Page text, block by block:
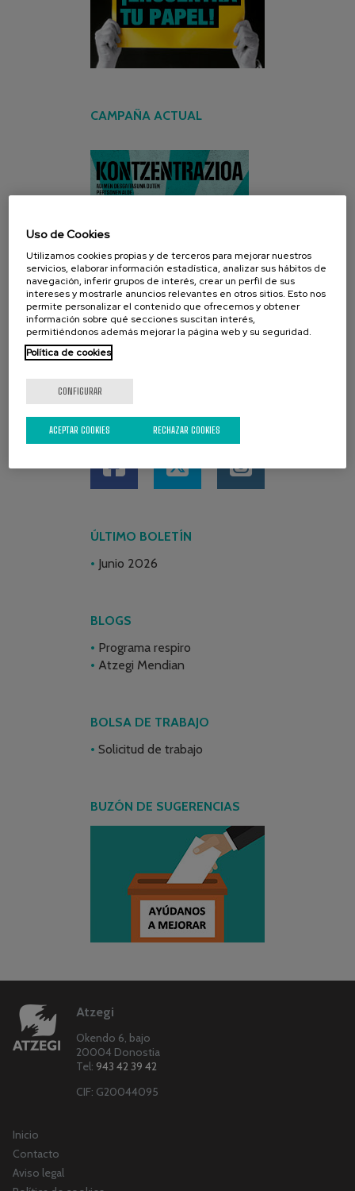
CAMPAÑA ACTUAL
REDES SOCIALES
ÚLTIMO BOLETÍN
Junio 2026
BLOGS
Programa respiro
Atzegi Mendian
BOLSA DE TRABAJO
Solicitud de trabajo
BUZÓN DE SUGERENCIAS
Atzegi
Okendo 6, bajo
20004 Donostia
Tel: 943 42 39 42
CIF: G20044095
Inicio
Contacto
Aviso legal
Uso de Cookies
Utilizamos cookies propias y de terceros para mejorar nuestros
servicios, elaborar información estadística, analizar sus hábitos de
navegación, inferir grupos de interés, crear un perfil de sus
intereses y mostrarle anuncios relevantes en otros sitios. Esto nos
permite personalizar el contenido que ofrecemos y obtener
información sobre qué secciones suscitan interés,
permitiéndonos además mejorar la página web y su seguridad.
Política de cookies
CONFIGURAR
RECHAZAR COOKIES
ACEPTAR COOKIES